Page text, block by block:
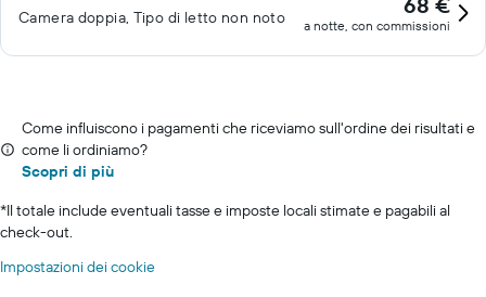
Camera doppia, Tipo di letto non noto a notte, con commissioni
Come influiscono i pagamenti che riceviamo sull'ordine dei risultati e
come li ordiniamo?
Scopri di più
*Il totale include eventuali tasse e imposte locali stimate e pagabili al
check-out.
Impostazioni dei cookie